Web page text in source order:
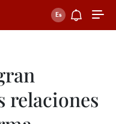
relaciones